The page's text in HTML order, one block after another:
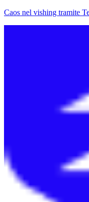
Caos nel vishing tramite